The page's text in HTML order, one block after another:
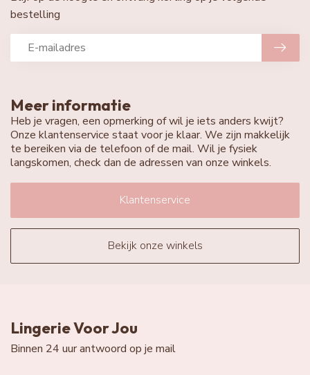
Meer informatie
Heb je vragen, een opmerking of wil je iets anders kwijt?
Onze klantenservice staat voor je klaar. We zijn makkelijk
te bereiken via de telefoon of de mail. Wil je fysiek
langskomen, check dan de adressen van onze winkels.
Klantenservice
Bekijk onze winkels
bestelling
Lingerie Voor Jou
Binnen 24 uur antwoord op je mail